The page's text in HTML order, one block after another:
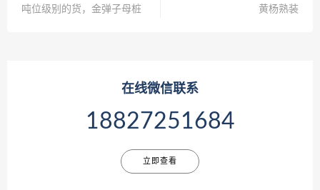
吨位级别的货，金弹子母桩
黄杨熟装
在线微信联系
18827251684
立即查看